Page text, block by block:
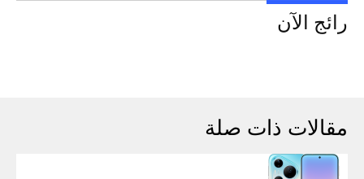
رائج الآن
مقالات ذات صلة